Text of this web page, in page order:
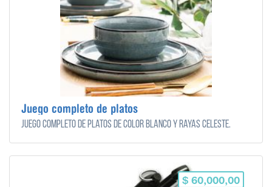
Juego completo de platos
Juego completo de platos de color blanco y rayas celeste.
$ 60,000,00